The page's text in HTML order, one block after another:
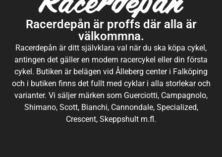
Racerdepån är proffs där alla är
välkommna.
Racerdepån är ditt självklara val när du ska köpa cykel,
antingen det gäller en modern racercykel eller din första
cykel. Butiken är belägen vid Ålleberg center i Falköping
och i butiken finns det fullt med cyklar i alla storlekar och
varianter. Vi säljer märken som Guerciotti, Campagnolo,
Shimano, Scott, Bianchi, Cannondale, Specialized,
Crescent, Skeppshult m.fl.